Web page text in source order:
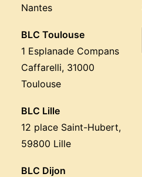
Nantes
BLC Toulouse
1 Esplanade Compans
Caffarelli, 31000
Toulouse
BLC Lille
12 place Saint-Hubert,
59800 Lille
BLC Dijon